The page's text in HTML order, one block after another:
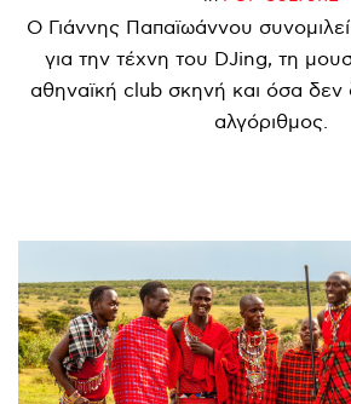
Ο Γιάννης Παπαϊωάννου
για την τέχνη του DJing, τη
αθηναϊκή club σκηνή και όσα δεν
αλγόριθμος.